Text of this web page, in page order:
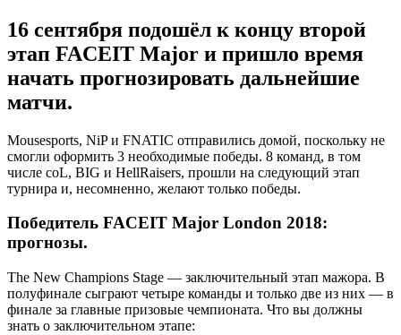
16 сентября подошёл к концу второй
этап FACEIT Major и пришло время
начать прогнозировать дальнейшие
матчи.
Mousesports, NiP и FNATIC отправились домой, поскольку не
смогли оформить 3 необходимые победы. 8 команд, в том
числе coL, BIG и HellRaisers, прошли на следующий этап
турнира и, несомненно, желают только победы.
Победитель FACEIT Major London 2018:
прогнозы.
The New Champions Stage — заключительный этап мажора. В
полуфинале сыграют четыре команды и только две из них — в
финале за главные призовые чемпионата. Что вы должны
знать о заключительном этапе: